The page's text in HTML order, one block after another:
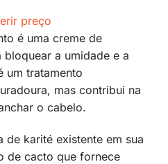
preço
é uma creme de
a umidade e a
um tratamento
mas contribui na
o cabelo.
de karité existente em sua
de cacto que fornece